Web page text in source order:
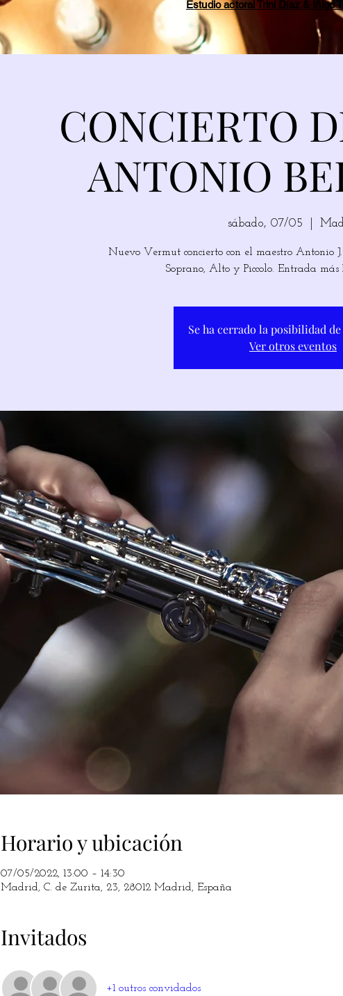
Estudio actoral Trini Díaz & Íñigo
CONCIERTO
ANTONIO
sábado, 07/05
Nuevo Vermut concierto con el maestro Antonio
Soprano, Alto y Piccolo. Entrada
Se ha cerrado la posibilidad
Ver otros eventos
Horario y ubicación
07/05/2022, 13:00 – 14:30
Madrid, C. de Zurita, 23, 28012 Madrid, España
Invitados
+1 outros convidados